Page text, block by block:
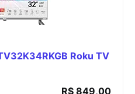
Roku TV
R$ 849,00